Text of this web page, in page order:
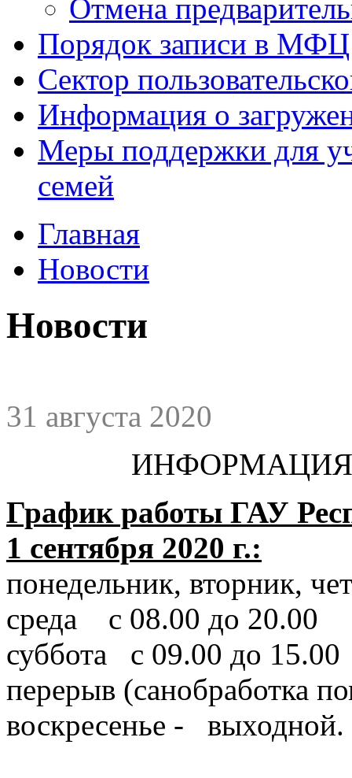
Отмена
Порядок записи в МФЦ
Сектор
Информация о
Меры поддержки для
семей
Главная
Новости
Новости
31 августа 2020
ИНФОРМАЦИЯ
График работы ГАУ
1 сентября 2020 г.:
понедельник, вторник,
среда с 08.00 до 20.00
суббота с 09.00 до 15.00
перерыв (санобработка
воскресенье - выходной.